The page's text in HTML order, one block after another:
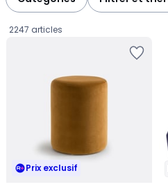
2247 articles
Prix exclusif